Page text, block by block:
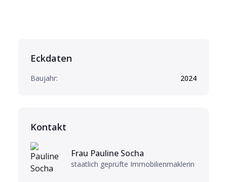
Eckdaten
Baujahr: 2024
Kontakt
Frau Pauline Socha
staatlich geprüfte Immobilienmaklerin